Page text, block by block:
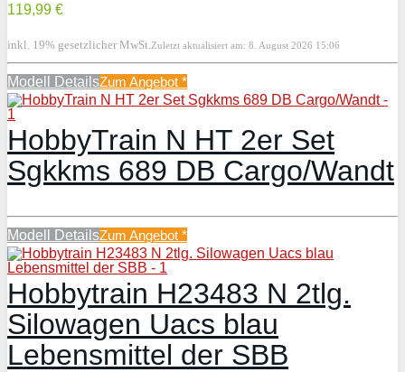
119,99 €
inkl. 19% gesetzlicher MwSt. Zuletzt aktualisiert am: 8. August 2026 15:06
Modell DetailsZum Angebot *
HobbyTrain N HT 2er Set
Sgkkms 689 DB Cargo/Wandt
Modell DetailsZum Angebot *
Hobbytrain H23483 N 2tlg.
Silowagen Uacs blau
Lebensmittel der SBB